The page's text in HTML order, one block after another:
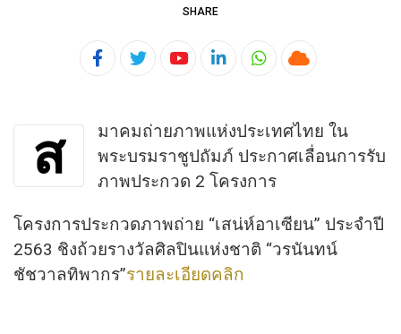
SHARE
YoutubeLinkedInWhatsapp
Cloud
ส
มาคมถ่ายภาพแห่งประเทศไทย ใน
พระบรมราชูปถัมภ์ ประกาศเลื่อนการรับ
ภาพประกวด 2 โครงการ
โครงการประกวดภาพถ่าย “เสน่ห์อาเซียน” ประจำปี
2563 ชิงถ้วยรางวัลศิลปินแห่งชาติ “วรนันทน์
ชัชวาลทิพากร”รายละเอียดคลิก